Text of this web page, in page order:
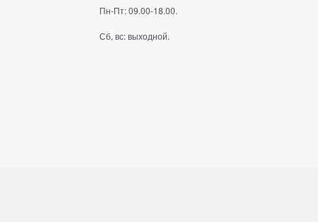
Пн-Пт: 09.00-18.00.
Сб, вс: выходной.